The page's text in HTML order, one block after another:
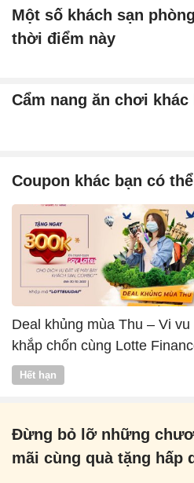
Một số khách sạn
thời điểm này
Cẩm nang ăn chơi
Coupon khác bạn có
Deal khủng mùa Thu – Vi vu
khắp chốn cùng Lotte
Vntrip
Hết hạn
Đừng bỏ lỡ những
mãi cùng quà tặng hấp